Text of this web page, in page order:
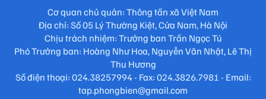
Cơ quan chủ quản: Thông tấn xã Việt Nam
Địa chỉ: Số 05 Lý Thường Kiệt, Cửa Nam, Hà Nội
Chịu trách nhiệm: Trưởng ban Trần Ngọc Tú
Phó Trưởng ban: Hoàng Như Hoa, Nguyễn Văn Nhật, Lê Thị
Thu Hương
Số điện thoại: 024.38257994 - Fax: 024.3826.7981 - Email:
tap.phongbien@gmail.com